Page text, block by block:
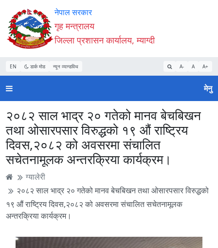
Accessibility
Mode
सुरु
गर्नुहोस्
सामाग्री
पढ्नुहाेस्
नेभिगेसन
पढ्नुहाेस्
वेबसाइट
खोजमा
जानुहोस्
नेपाल सरकार
गृह मन्त्रालय
जिल्ला प्रशासन कार्यालय, म्याग्दी
EN डार्क मोड न्यून व्यान्डविथ A- A A+
मेनु
२०८२ साल भाद्र २० गतेको मानव बेचबिखन
तथा ओसारपसार विरुद्धको १९ औं राष्ट्रिय
दिवस,२०८२ को अवसरमा संचालित
सचेतनामूलक अन्तरक्रिया कार्यक्रम।
ग्यालेरी
२०८२ साल भाद्र २० गतेको मानव बेचबिखन तथा ओसारपसार विरुद्धको
१९ औं राष्ट्रिय दिवस,२०८२ को अवसरमा संचालित सचेतनामूलक
अन्तरक्रिया कार्यक्रम।